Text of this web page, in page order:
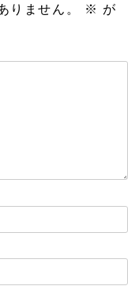
りません。 ※ が